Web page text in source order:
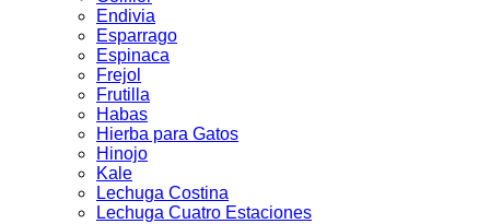
Endivia
Esparrago
Espinaca
Frejol
Frutilla
Habas
Hierba para Gatos
Hinojo
Kale
Lechuga Costina
Lechuga Cuatro Estaciones